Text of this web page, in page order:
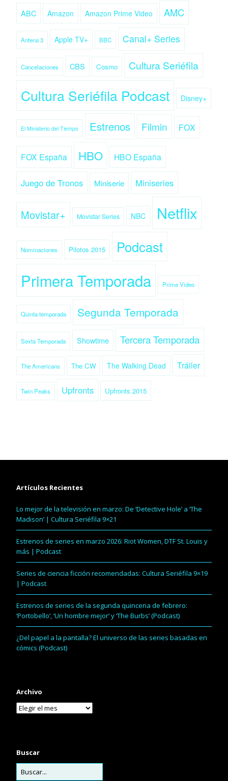
ABC Amazon Amazon Prime Video AMC
Antena 3 Apple TV+ BBC Canal+ Series
Cancelaciones CBS Cosmo Cultura Seriéfila
Cultura Seriéfila Podcast Disney+
El Ministerio del Tiempo Estrenos Filmin FOX
FOX España HBO HBO España
Juego de Tronos Miniserie Miniseries
Movistar+ Movistar Series NBC Netflix
Nominaciones Pilotos 2015 Podcast
Primera Temporada Prime Video
Quinta temporada Segunda Temporada
Sexta Temporada Showtime Tercera Temporada
The Americans The CW The Walking Dead Tráiler
Twin Peaks Upfronts Upfronts 2015
Artículos Recientes
Lo mejor de la televisión en marzo: De ‘Detective Hole’ a ‘The
Madison’ | Cultura Seriéfila 9×21
Estrenos de series en marzo 2026: Riot Women, DTF St. Louis y
más | Podcast
Series de ciencia ficción recomendadas: Cultura Seriéfila 9×19
| Podcast
Estrenos de series de la segunda quincena de febrero:
‘Portobello’, ‘Un hombre mejor’ y ‘The Burbs’ (Podcast)
¿Del papel a la pantalla? El universo de las series basadas en
cómics (Podcast)
Archivo
Buscar